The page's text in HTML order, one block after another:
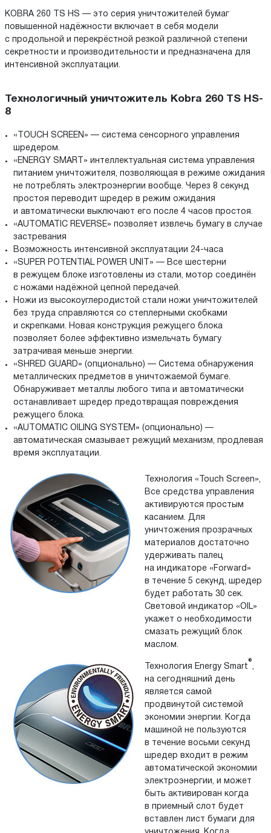
KOBRA 260 TS HS — это серия уничтожителей бумаг
повышенной надёжности включает в себя модели
с продольной и перекрёстной резкой различной степени
секретности и производительности и предназначена для
интенсивной эксплуатации.
Технологичный уничтожитель Kobra 260 TS HS-
8
«TOUCH SCREEN» — система сенсорного управления
шредером.
«ENERGY SMART» интеллектуальная система управления
питанием уничтожителя, позволяющая в режиме ожидания
не потреблять электроэнергии вообще. Через 8 секунд
простоя переводит шредер в режим ожидания
и автоматически выключают его после 4 часов простоя.
«AUTOMATIC REVERSE» позволяет извлечь бумагу в случае
застревания
Возможность интенсивной эксплуатации 24-часа
«SUPER POTENTIAL POWER UNIT» — Все шестерни
в режущем блоке изготовлены из стали, мотор соединён
с ножами надёжной цепной передачей.
Ножи из высокоуглеродистой стали ножи уничтожителей
без труда справляются со степлерными скобками
и скрепками. Новая конструкция режущего блока
позволяет более эффективно измельчать бумагу
затрачивая меньше энергии.
«SHRED GUARD» (опционально) — Система обнаружения
металлических предметов в уничтожаемой бумаге.
Обнаруживает металлы любого типа и автоматически
останавливает шредер предотвращая повреждения
режущего блока.
«AUTOMATIC OILING SYSTEM» (опционально) —
автоматическая смазывает режущий механизм, продлевая
время эксплуатации.
Технология «Touch Screen»,
Все средства управления
активируются простым
касанием. Для
уничтожения прозрачных
материалов достаточно
удерживать палец
на индикаторе «Forward»
в течение 5 секунд, шредер
будет работать 30 сек.
Световой индикатор «OIL»
укажет о необходимости
смазать режущий блок
маслом.
Технология Energy Smart
®
,
на сегодняшний день
является самой
продвинутой системой
экономии энергии. Когда
машиной не пользуются
в течение восьми секунд
шредер входит в режим
автоматической экономии
электроэнергии, и может
быть активирован когда
в приемный слот будет
вставлен лист бумаги для